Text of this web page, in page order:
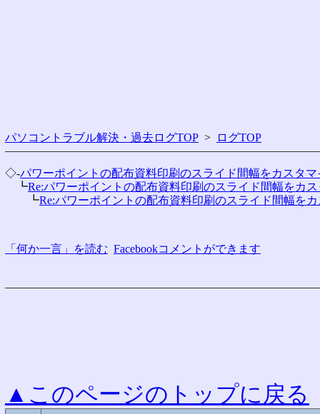
パソコントラブル解決・過去ログTOP > ログTOP
◇-パワーポイントの配布資料印刷のスライド間幅をカスタマ
┗Re:パワーポイントの配布資料印刷のスライド間幅をカ
┗Re:パワーポイントの配布資料印刷のスライド間幅を
「何か一言」を読む Facebookコメントができます
▲このページのトップに戻る